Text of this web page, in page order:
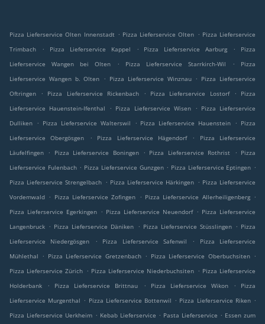
Pizza Lieferservice Olten Innenstadt . Pizza Lieferservice Olten . Pizza Lieferservice
Trimbach
. Pizza Lieferservice Kappel . Pizza Lieferservice Aarburg .
Pizza
Lieferservice Wangen bei Olten
. Pizza Lieferservice Starrkirch-Wil .
Pizza
Lieferservice Wangen b. Olten
. Pizza Lieferservice Winznau . Pizza Lieferservice
Oftringen
. Pizza Lieferservice Rickenbach . Pizza Lieferservice Lostorf .
Pizza
Lieferservice Hauenstein-Ifenthal
. Pizza Lieferservice Wisen . Pizza Lieferservice
Dulliken
. Pizza Lieferservice Walterswil . Pizza Lieferservice Hauenstein . Pizza
Lieferservice Obergösgen
. Pizza Lieferservice Hägendorf .
Pizza Lieferservice
Läufelfingen
. Pizza Lieferservice Boningen . Pizza Lieferservice Rothrist . Pizza
Lieferservice Fulenbach . Pizza Lieferservice Gunzgen . Pizza Lieferservice Eptingen .
Pizza Lieferservice Strengelbach . Pizza Lieferservice Härkingen . Pizza Lieferservice
Vordemwald . Pizza Lieferservice Zofingen . Pizza Lieferservice Allerheiligenberg .
Pizza Lieferservice Egerkingen . Pizza Lieferservice Neuendorf . Pizza Lieferservice
Langenbruck . Pizza Lieferservice Däniken . Pizza Lieferservice Stüsslingen . Pizza
Lieferservice Niedergösgen
. Pizza Lieferservice Safenwil .
Pizza Lieferservice
Mühlethal
. Pizza Lieferservice Gretzenbach . Pizza Lieferservice Oberbuchsiten
.
Pizza Lieferservice Zürich . Pizza Lieferservice Niederbuchsiten . Pizza Lieferservice
Holderbank
. Pizza Lieferservice Brittnau . Pizza Lieferservice Wikon .
Pizza
Lieferservice Murgenthal . Pizza Lieferservice Bottenwil . Pizza Lieferservice Riken .
Pizza Lieferservice Uerkheim . Kebab Lieferservice . Pasta Lieferservice . Essen zum